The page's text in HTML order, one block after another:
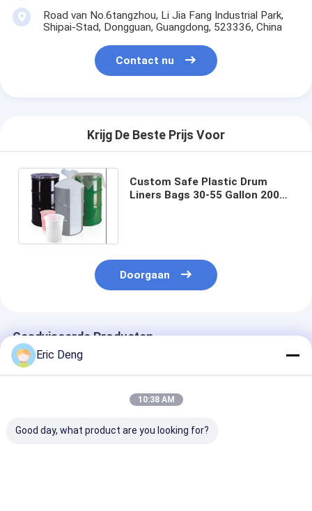
Road van No.6tangzhou, Li Jia Fang Industrial Park,
Shipai-Stad, Dongguan, Guangdong, 523336, China
Contact nu
Krijg De Beste Prijs Voor
Custom Safe Plastic Drum
Liners Bags 30-55 Gallon 200L
Doorgaan
Geadviseerde Producten
Eric Deng
10:38 AM
Good day, what product are you looking for?